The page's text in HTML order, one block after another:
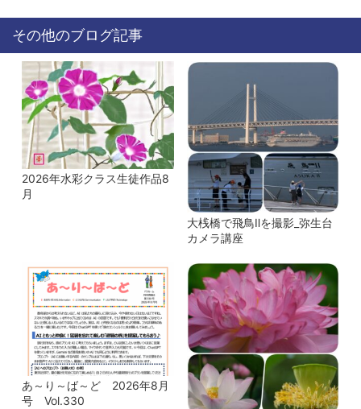
その他のブログ記事
2026年水彩クラス生徒作品8
月
大桟橋で飛鳥Ⅱを撮影_弥生台
カメラ講座
あ～り～ば～ど 2026年8月
号 Vol.330